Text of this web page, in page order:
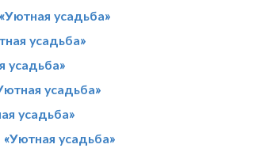
усадьба»
усадьба»
усадьба»
усадьба»
усадьба»
усадьба»